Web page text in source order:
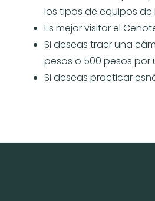
los tipos de equipos de
Es mejor visitar el
Si deseas traer una
pesos o 500 pesos por
Si deseas practicar